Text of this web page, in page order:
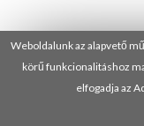
Weboldalunk az alapvető
körű funkcionalitáshoz
elfogadja az